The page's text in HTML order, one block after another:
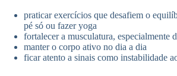
praticar exercícios que desafiem o
pé só ou fazer yoga
fortalecer a musculatura, especialmente
manter o corpo ativo no dia a dia
ficar atento a sinais como instabilidade